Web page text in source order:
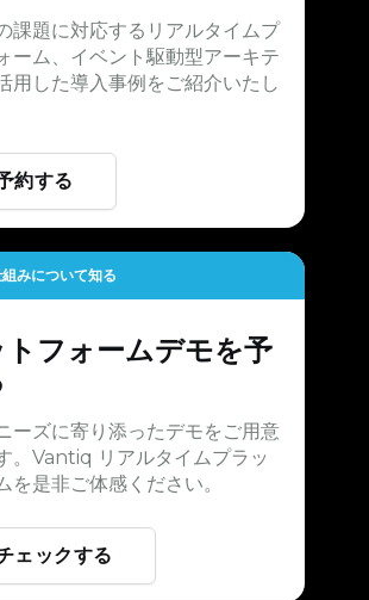
課題に対応するリアルタイムプ
ーム、イベント駆動型アーキテ
用した導入事例をご紹介いたし
約する
みについて知る
トフォームデモを予
ーズに寄り添ったデモをご用意
。Vantiq リアルタイムプラッ
を是非ご体感ください。
ェックする